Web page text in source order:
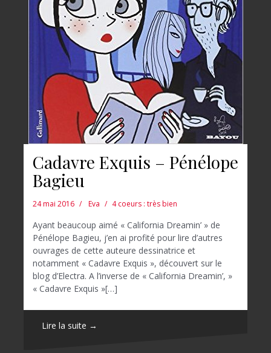
Cadavre Exquis – Pénélope
Bagieu
24 mai 2016 Eva 4 coeurs : très bien
Ayant beaucoup aimé « California Dreamin’ » de
Pénélope Bagieu, j’en ai profité pour lire d’autres
ouvrages de cette auteure dessinatrice et
notamment « Cadavre Exquis », découvert sur le
blog d’Electra. A l’inverse de « California Dreamin’, »
« Cadavre Exquis »[…]
Lire la suite →